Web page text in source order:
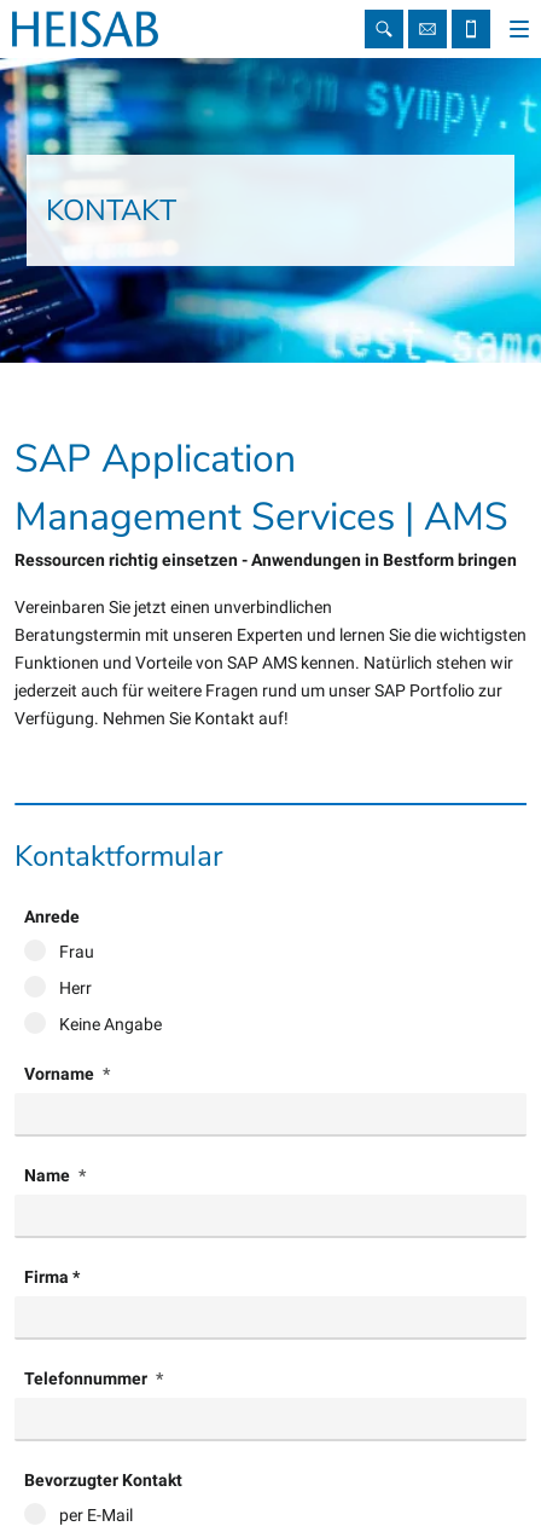
KONTAKT
SAP Application
Management Services | AMS
Ressourcen richtig einsetzen - Anwendungen in Bestform bringen
Vereinbaren Sie jetzt einen unverbindlichen
Beratungstermin mit unseren Experten und lernen Sie die wichtigsten
Funktionen und Vorteile von SAP AMS kennen. Natürlich stehen wir
jederzeit auch für weitere Fragen rund um unser SAP Portfolio zur
Verfügung. Nehmen Sie Kontakt auf!
Kontaktformular
Anrede
Frau
Herr
Keine Angabe
Vorname
Name
Firma *
Telefonnummer
Bevorzugter Kontakt
per E-Mail
911
0